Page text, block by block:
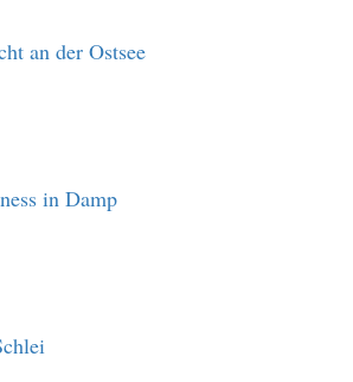
an der Ostsee
in Damp